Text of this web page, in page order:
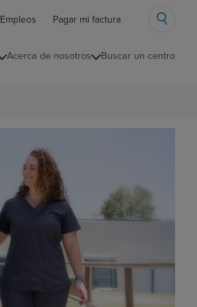
Empleos Pagar mi factura
Acerca de nosotros Buscar un centro